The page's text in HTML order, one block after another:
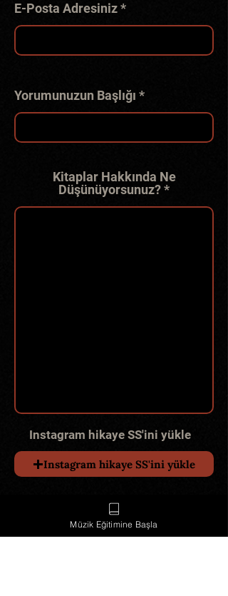
E-Posta Adresiniz
Yorumunuzun Başlığı
Kitaplar Hakkında Ne
Düşünüyorsunuz?
Instagram hikaye SS'ini yükle
Instagram hikaye SS'ini yükle
Gönder ve 50 TL Kuponunu Al
Müzik Eğitimine Başla